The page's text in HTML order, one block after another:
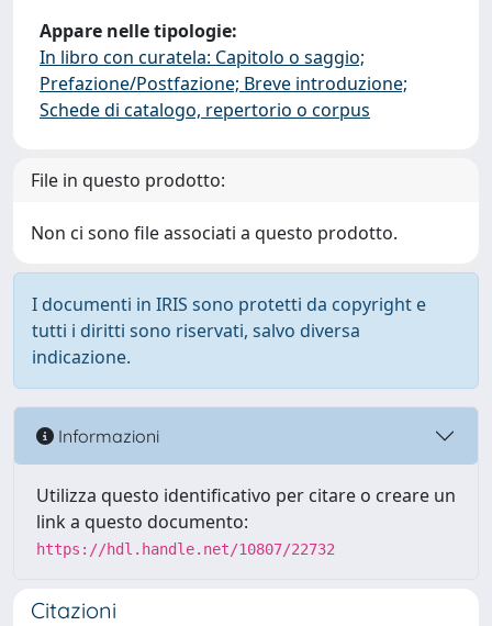
Appare nelle tipologie:
In libro con curatela: Capitolo o saggio;
Prefazione/Postfazione; Breve introduzione;
Schede di catalogo, repertorio o corpus
File in questo prodotto:
Non ci sono file associati a questo prodotto.
I documenti in IRIS sono protetti da copyright e
tutti i diritti sono riservati, salvo diversa
indicazione.
Informazioni
Utilizza questo identificativo per citare o creare un
link a questo documento:
https://hdl.handle.net/10807/22732
Citazioni